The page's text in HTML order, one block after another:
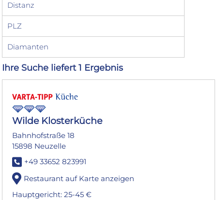
Distanz
PLZ
Diamanten
Ihre Suche liefert 1 Ergebnis
Wilde Klosterküche
Bahnhofstraße 18
15898 Neuzelle
+49 33652 823991
Restaurant auf Karte anzeigen
Hauptgericht: 25-45 €